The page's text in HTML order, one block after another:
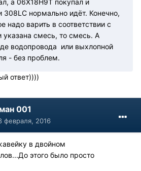
308LC нормально идёт. Конечно,
надо варить в соответствии с
указана смесь, то смесь. А
водопровода или выхлопной
- без проблем.
ответ))))
001
февраля, 2016
в двойном
этого было просто